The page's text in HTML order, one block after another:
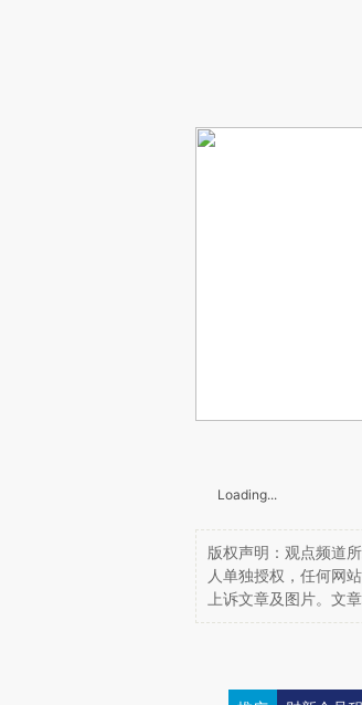
Loading...
版权声明：观点频道
人单独授权，任何网
上诉文章及图片。文